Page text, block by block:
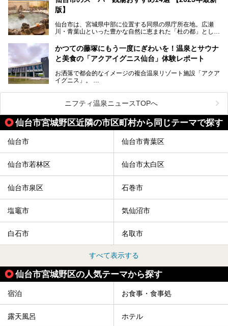
ー
提供元：サッポロビール【PR】
質がそろっているからです。
の旅館・ホテルも立ち寄り入浴に門戸を開いてくれていま
す。
今回はそんな旅館の中から、おすすめしたい5ヶ所の温泉を
セレクトしてみました。うち3ヶ所はサウナも楽しめます。
版】
仙台市は、宮城県中部に位置する同県の県庁所在地。広瀬
川・青葉山といった豊かな自然に恵まれた「杜の都」として
人気です。新幹線を使えば都心から1時間30分とアクセスも
よく、気軽に訪れやすい地方都市の1つです。
仙台牛タンなどを堪能するグルメ旅や、スポーツ観戦の遠征
時などに利用しやすい温浴施設がたくさんありますよ。
かつての藤塚にもう一度にぎわいを！温泉とサウナ
と美食の「アクアイグニス仙台」体験レポート
お洒落で都会的なイメージの複合温泉リゾート施設「アクア
イグニス」。
関西空港や吉川美南（埼玉県）に続いて仙台市若林区に202
2年4月にオープンした「アクアイグニス仙台」は、日帰り
温泉の「藤塚の湯」、マルシェ リアン、和食「笠庵」、イ
タリアン「グリーチネ」、ベーカリー「マリアージュ ドゥ
ファリーヌ」、スイーツの「コンフィチュール アッシュ」
と「ル ショコラ ドゥ アッシュ」、そしてカフェ「猿田彦珈
琲」と話題のお店が勢ぞろい！
この「アクアイグニス仙台」の魅力を探りにお出かけしてき
ニフティ温泉ニュースTOPへ
仙台市宮城野区近隣の市区町村から同じテーマで探す
仙台市 仙台市青葉区
仙台市若林区 仙台市太白区
仙台市泉区 石巻市
塩竈市 気仙沼市
白石市 名取市
すべて表示する
仙台市宮城野区の人気テーマから探す
宿泊 お食事・食事処
露天風呂 ホテル